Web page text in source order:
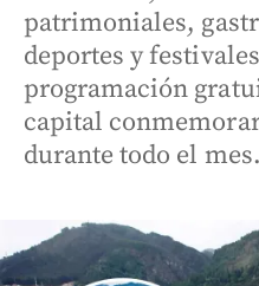
patrimoniales,
deportes y
programación
capital
durante todo el mes.